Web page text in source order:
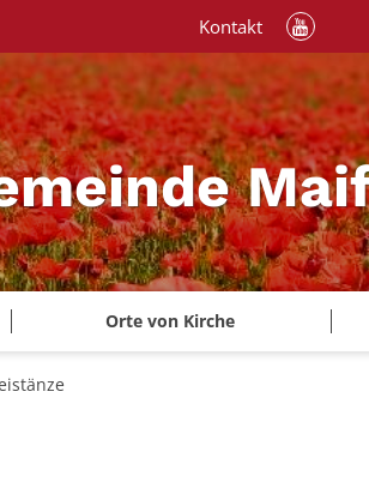
Orte von Kirche
Kontakt